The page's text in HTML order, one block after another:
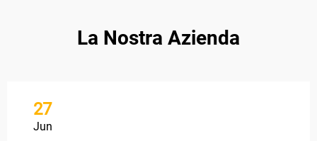
La Nostra Azienda
27
Jun